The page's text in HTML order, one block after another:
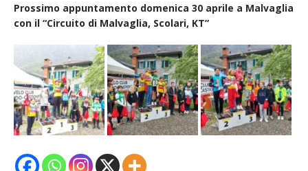
Prossimo appuntamento domenica 30 aprile a Malvaglia
con il “Circuito di Malvaglia, Scolari, KT”